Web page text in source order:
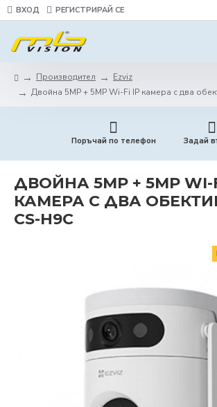
ВХОД РЕГИСТРИРАЙ СЕ
Производител
Ezviz
Двойна 5MP + 5MP Wi-Fi IP камера с два
Поръчай по телефон Задай
ДВОЙНА 5MP + 5MP WI-
КАМЕРА С ДВА
CS-H9C